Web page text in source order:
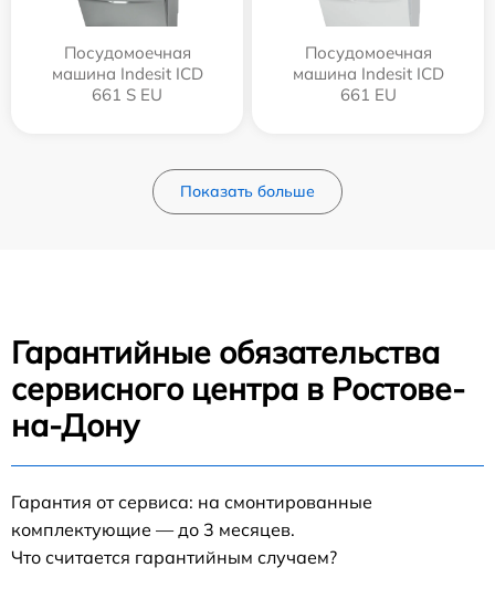
Посудомоечная
машина Indesit ICD
661 S EU
Посудомоечная
машина Indesit ICD
661 EU
Показать больше
Гарантийные обязательства
сервисного центра в Ростове-
на-Дону
Гарантия от сервиса: на смонтированные
комплектующие — до 3 месяцев.
Что считается гарантийным случаем?